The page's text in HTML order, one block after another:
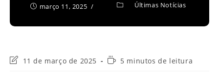
março 11, 2025 Últimas Notícias
Última11 de março de 2025
Tempo5 minutos de leitura